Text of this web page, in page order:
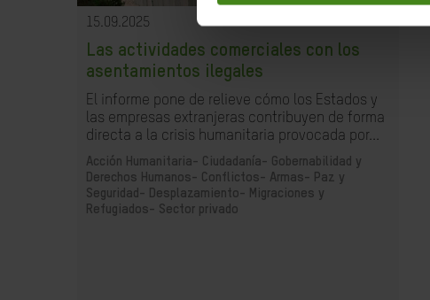
15.09.2025
Las actividades comerciales con los
asentamientos ilegales
El informe pone de relieve cómo los Estados y
las empresas extranjeras contribuyen de forma
directa a la crisis humanitaria provocada por...
Acción Humanitaria- Ciudadanía- Gobernabilidad y
Derechos Humanos- Conflictos- Armas- Paz y
Seguridad- Desplazamiento- Migraciones y
Refugiados- Sector privado